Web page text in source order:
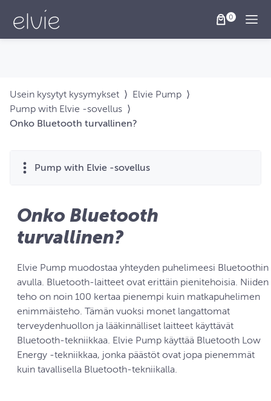
Usein kysytyt kysymykset ⟩ Elvie Pump ⟩
Pump with Elvie ‑sovellus ⟩
Onko Bluetooth turvallinen?
Pump with Elvie ‑sovellus
Onko Bluetooth
turvallinen?
Elvie Pump muodostaa yhteyden puhelimeesi Bluetoothin
avulla. Bluetooth-laitteet ovat erittäin pienitehoisia. Niiden
teho on noin 100 kertaa pienempi kuin matkapuhelimen
enimmäisteho. Tämän vuoksi monet langattomat
terveydenhuollon ja lääkinnälliset laitteet käyttävät
Bluetooth-tekniikkaa. Elvie Pump käyttää Bluetooth Low
Energy ‑tekniikkaa, jonka päästöt ovat jopa pienemmät
kuin tavallisella Bluetooth-tekniikalla.